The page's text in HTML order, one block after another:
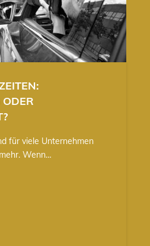
für viele Unternehmen
Wenn…